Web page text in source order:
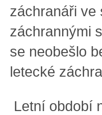
záchranáři ve
záchrannými
se neobešlo
letecké
Letní období